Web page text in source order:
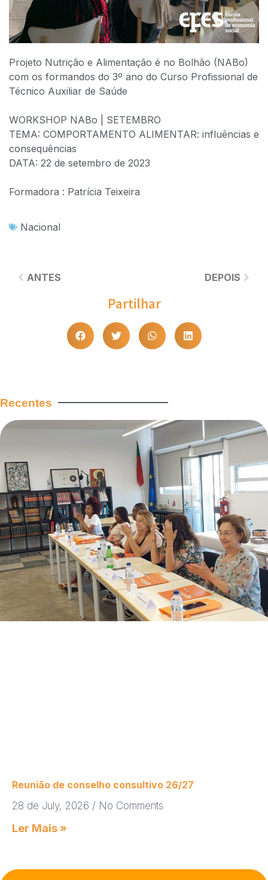
Projeto Nutrição e Alimentação é no Bolhão (NABo)
com os formandos do 3º ano do Curso Profissional de
Técnico Auxiliar de Saúde
WORKSHOP NABo | SETEMBRO
TEMA: COMPORTAMENTO ALIMENTAR: influências e
consequências
DATA: 22 de setembro de 2023
Formadora : Patrícia Teixeira
Nacional
ANTES DEPOIS
Partilhar
Recentes
Reunião de conselho consultivo 26/27
28 de July, 2026
No Comments
Ler Mais »